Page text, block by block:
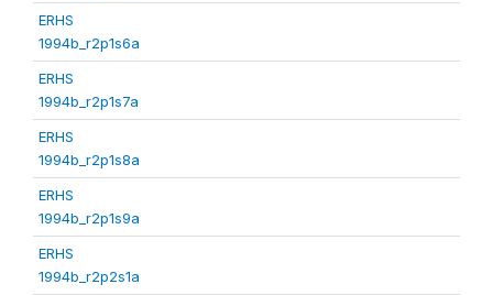
ERHS
1994b_r2p1s6a
ERHS
1994b_r2p1s7a
ERHS
1994b_r2p1s8a
ERHS
1994b_r2p1s9a
ERHS
1994b_r2p2s1a